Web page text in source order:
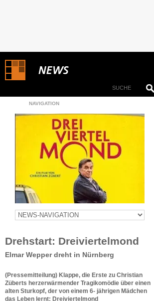
NAVIGATION
Drehstart: Dreiviertelmond
Elmar Wepper dreht in Nürnberg
(Pressemitteilung) Klappe, die Erste zu Christian
Züberts herzerwärmender Tragikomödie über einen
alten Sturkopf, der von einem 6- jährigen Mädchen
das Leben lernt: Dreiviertelmond